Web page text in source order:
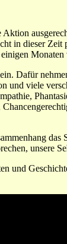
in dieser
Dafür
und viele
unsere
und